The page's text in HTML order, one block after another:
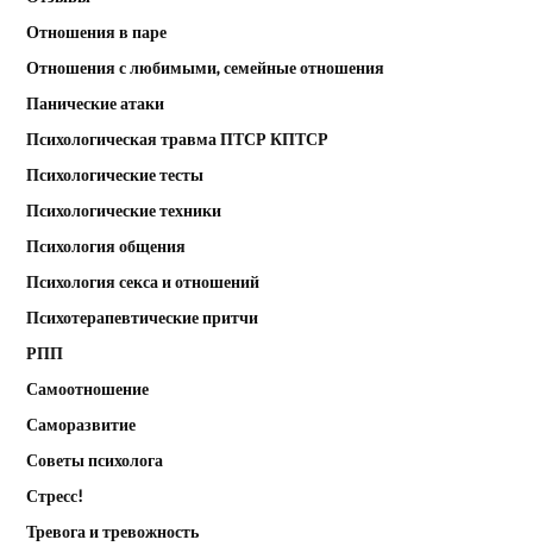
Отношения в паре
Отношения с любимыми, семейные отношения
Панические атаки
Психологическая травма ПТСР КПТСР
Психологические тесты
Психологические техники
Психология общения
Психология секса и отношений
Психотерапевтические притчи
РПП
Самоотношение
Саморазвитие
Советы психолога
Стресс!
Тревога и тревожность